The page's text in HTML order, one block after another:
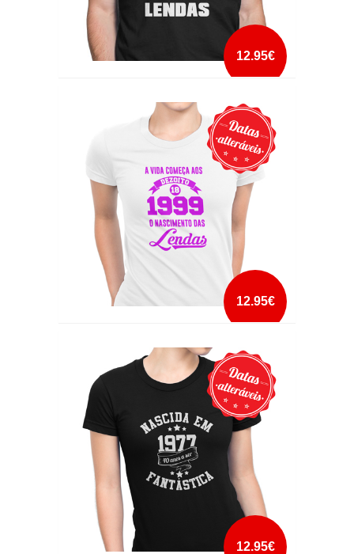
12.95€
mais info
add à lista
12.95€
mais info
add à lista
12.95€